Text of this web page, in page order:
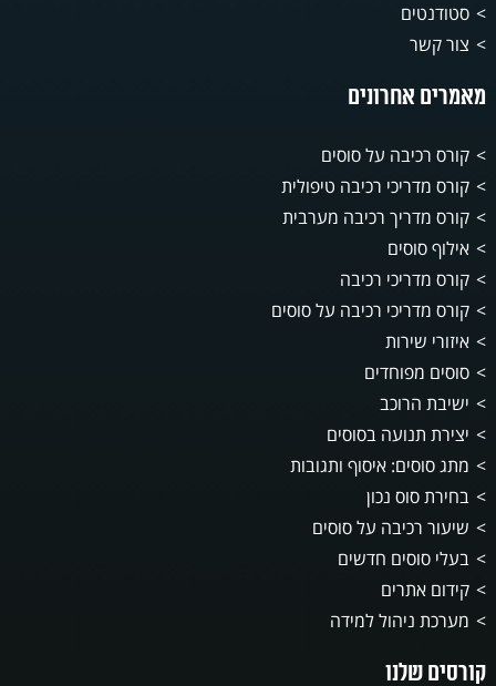
סטודנטים
צור קשר
מאמרים אחרונים
קורס רכיבה על סוסים
קורס מדריכי רכיבה טיפולית
קורס מדריך רכיבה מערבית
אילוף סוסים
קורס מדריכי רכיבה
קורס מדריכי רכיבה על סוסים
איזורי שירות
סוסים מפוחדים
ישיבת הרוכב
יצירת תנועה בסוסים
מתג סוסים: איסוף ותגובות
בחירת סוס נכון
שיעור רכיבה על סוסים
בעלי סוסים חדשים
קידום אתרים
מערכת ניהול למידה
קורסים שלנו